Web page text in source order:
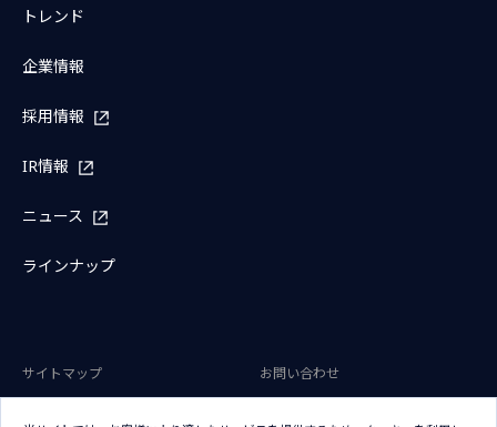
トレンド
企業情報
採用情報
IR情報
ニュース
ラインナップ
サイトマップ
お問い合わせ